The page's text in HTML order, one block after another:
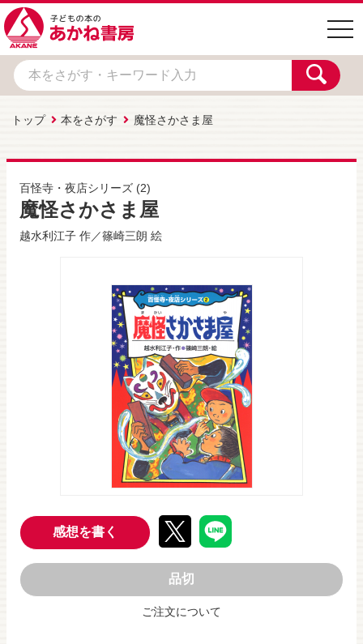
トップ 本をさがす 魔怪さかさま屋
百怪寺・夜店シリーズ (2)
魔怪さかさま屋
越水利江子 作／篠崎三朗 絵
感想を書く
品切
ご注文について